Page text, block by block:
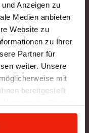
Anzeigen zu
Medien anbieten
Website zu
zu Ihrer
Partner für
weiter. Unsere
mit
bereitgestellt
um etwas